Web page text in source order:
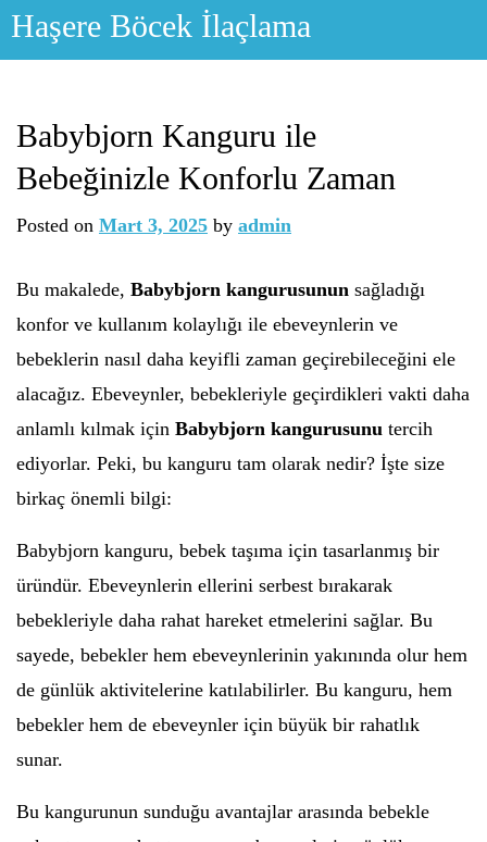
Skip
Haşere Böcek İlaçlama
Babybjorn Kanguru ile
Bebeğinizle Konforlu Zaman
Posted on Mart 3, 2025 by admin
Bu makalede, Babybjorn kangurusunun sağladığı
konfor ve kullanım kolaylığı ile ebeveynlerin ve
bebeklerin nasıl daha keyifli zaman geçirebileceğini ele
alacağız. Ebeveynler, bebekleriyle geçirdikleri vakti daha
anlamlı kılmak için Babybjorn kangurusunu tercih
ediyorlar. Peki, bu kanguru tam olarak nedir? İşte size
birkaç önemli bilgi:
Babybjorn kanguru, bebek taşıma için tasarlanmış bir
üründür. Ebeveynlerin ellerini serbest bırakarak
bebekleriyle daha rahat hareket etmelerini sağlar. Bu
sayede, bebekler hem ebeveynlerinin yakınında olur hem
de günlük aktivitelerine katılabilirler. Bu kanguru, hem
bebekler hem de ebeveynler için büyük bir rahatlık
sunar.
Bu kangurunun sunduğu avantajlar arasında bebekle